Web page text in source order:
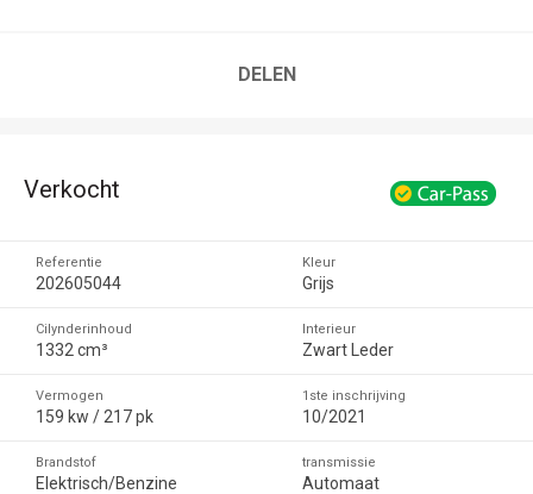
DELEN
Verkocht
Referentie
202605044
Cilynderinhoud
1332 cm³
Vermogen
159 kw / 217 pk
Brandstof
Elektrisch/Benzine
Kleur
Grijs
Interieur
Zwart Leder
1ste inschrijving
10/2021
transmissie
Automaat